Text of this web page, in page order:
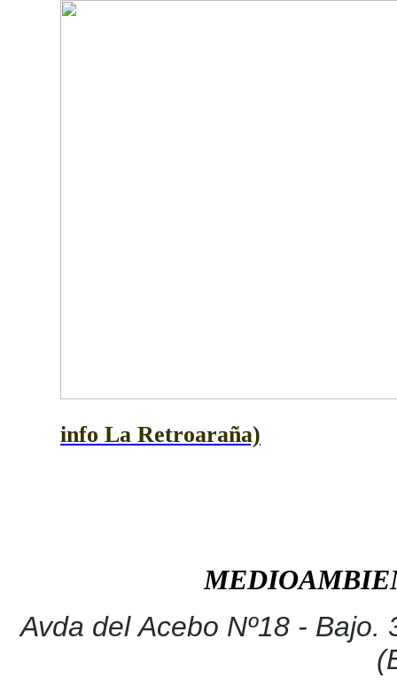
info La Retroaraña)
Avda del Acebo Nº18 -